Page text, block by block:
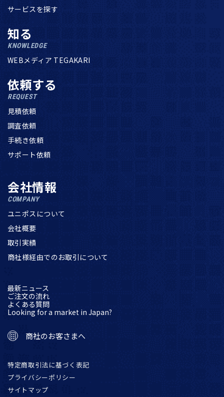
サービスを探す
知る
KNOWLEDGE
WEBメディア TEGAKARI
依頼する
REQUEST
見積依頼
調査依頼
手続き依頼
サポート依頼
会社情報
COMPANY
ユニポスについて
会社概要
取引実績
商社様経由でのお取引について
最新ニュース
ご注文の流れ
よくある質問
Looking for a market in Japan?
商社のお客さまへ
特定商取引法に基づく表記
プライバシーポリシー
サイトマップ